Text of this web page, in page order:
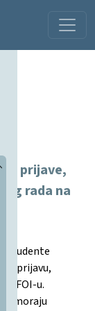
prijave,
rada na
studente
prijavu,
FOI-u.
moraju